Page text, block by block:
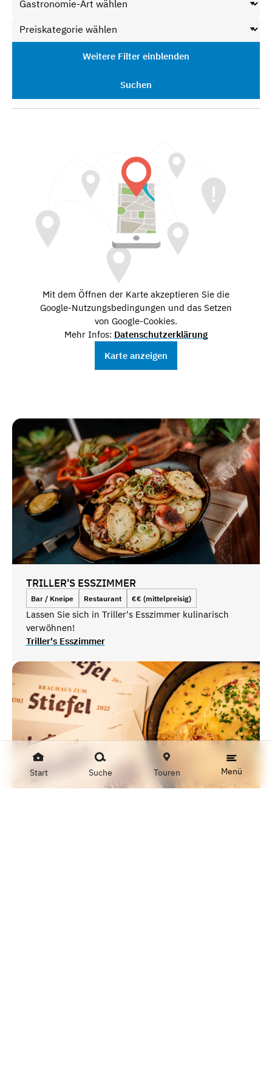
Weitere Filter einblenden
Suchen
Mit dem Öffnen der Karte akzeptieren Sie die
Google-Nutzungsbedingungen und das Setzen
von Google-Cookies.
Mehr Infos: Datenschutzerklärung
Karte anzeigen
TRILLER'S ESSZIMMER
Bar / Kneipe Restaurant €€ (mittelpreisig)
Lassen Sie sich in Triller's Esszimmer kulinarisch
verwöhnen!
Triller's Esszimmer
Start Suche Touren Menü